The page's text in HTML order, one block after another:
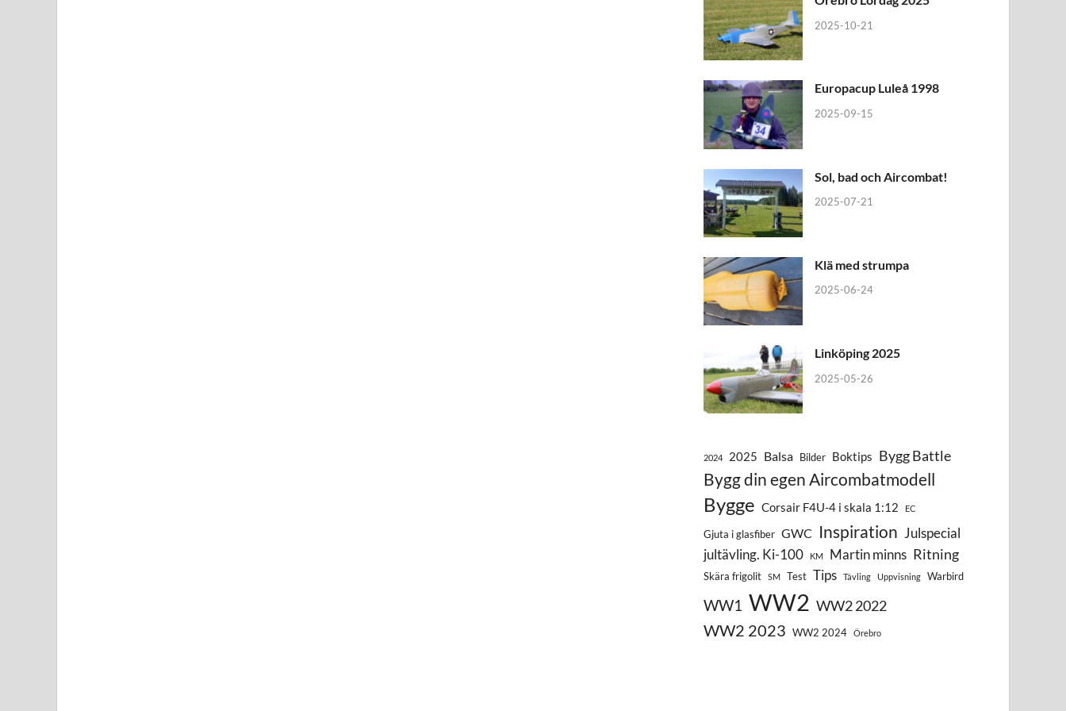
2025-10-21
Europacup Luleå 1998
2025-09-15
Sol, bad och Aircombat!
2025-07-21
Klä med strumpa
2025-06-24
Linköping 2025
2025-05-26
2024 2025 Balsa Bilder Boktips Bygg Battle
Bygg din egen Aircombatmodell
Bygge Corsair F4U-4 i skala 1:12 EC
Gjuta i glasfiber GWC Inspiration Julspecial
jultävling. Ki-100
KM Martin minns Ritning
Skära frigolit SM Test Tips Tävling Uppvisning Warbird
WW1 WW2 WW2 2022
WW2 2023 WW2 2024 Örebro